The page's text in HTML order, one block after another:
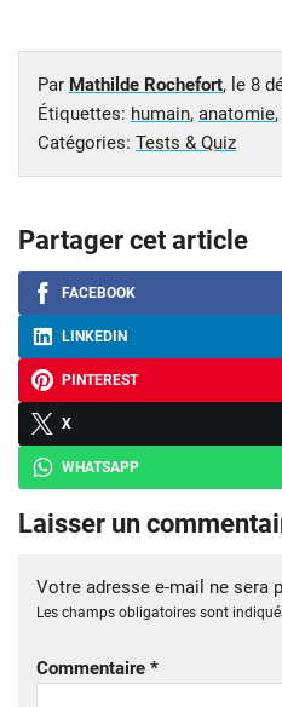
Par Mathilde Rochefort, le 8
Étiquettes: humain, anatomie,
Catégories: Tests & Quiz
Partager cet article
FACEBOOK
LINKEDIN
PINTEREST
X
WHATSAPP
Laisser un
Votre adresse e-mail ne sera
Les champs obligatoires sont
Commentaire *